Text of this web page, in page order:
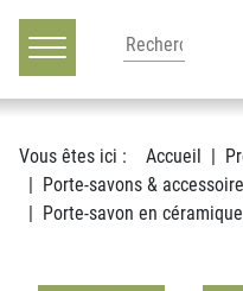
Main navigation
Voir le contenu
Vous êtes ici : Accueil
Porte-savons &
Porte-savon en